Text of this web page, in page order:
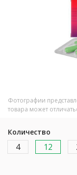
Фотографии
товара может
Количество
4 12